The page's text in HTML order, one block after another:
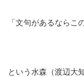
「文句があるならこ
という水森（渡辺大